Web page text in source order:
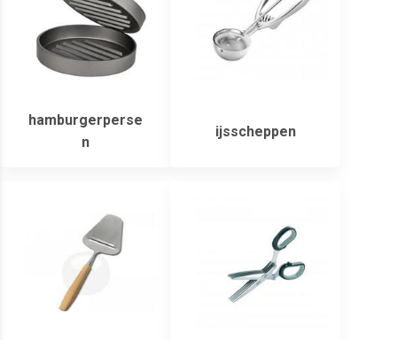
hamburgerperse
n
ijsscheppen